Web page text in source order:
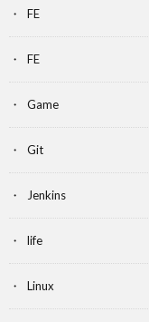
FE
FE
Game
Git
Jenkins
life
Linux